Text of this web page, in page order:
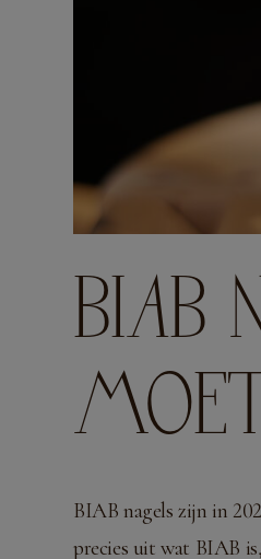
BIAB
BIAB nagels zijn in
precies uit wat BIAB